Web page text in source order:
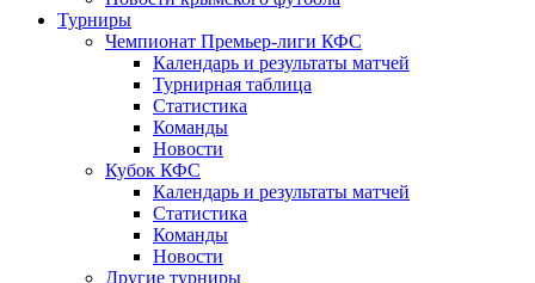
Турниры
Чемпионат Премьер-лиги КФС
Календарь и результаты матчей
Турнирная таблица
Статистика
Команды
Новости
Кубок КФС
Календарь и результаты матчей
Статистика
Команды
Новости
Другие турниры